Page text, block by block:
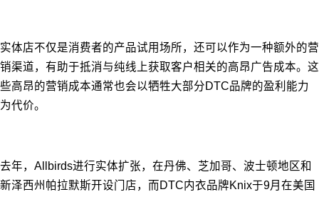
实体店不仅是消费者的产品试用场所，还可以作为一种额外的营
销渠道，有助于抵消与纯线上获取客户相关的高昂广告成本。这
些高昂的营销成本通常也会以牺牲大部分DTC品牌的盈利能力
为代价。
去年，Allbirds进行实体扩张，在丹佛、芝加哥、波士顿地区和
新泽西州帕拉默斯开设门店，而DTC内衣品牌Knix于9月在美国